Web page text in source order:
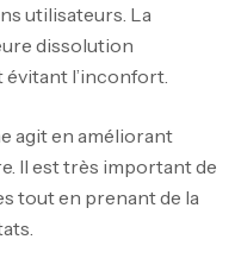
utilisateurs. La
dissolution
évitant l’inconfort.
agit en améliorant
Il est très important de
tout en prenant de la